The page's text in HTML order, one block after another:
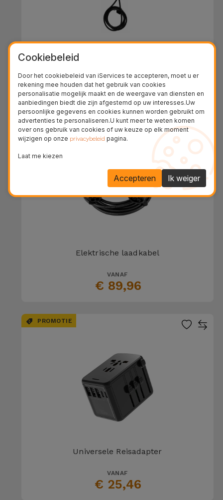
Wallbox voor Elektrische Voertuigen
€ 349,95
PROMOTIE
Elektrische laadkabel
VANAF
€ 89,96
PROMOTIE
Universele Reisadapter
VANAF
€ 25,46
Cookiebeleid
Door het cookiebeleid van iServices te accepteren, moet u er
rekening mee houden dat het gebruik van cookies
personalisatie mogelijk maakt en de weergave van diensten en
aanbiedingen biedt die zijn afgestemd op uw interesses.Uw
persoonlijke gegevens en cookies kunnen worden gebruikt om
advertenties te personaliseren.U kunt meer te weten komen
over ons gebruik van cookies of uw keuze op elk moment
wijzigen op onze privacybeleid pagina.
Laat me kiezen
Ik weiger
Accepteren